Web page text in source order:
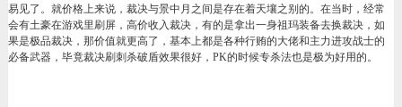
易见了。就价格上来说，裁决与景中月之间是存在着天壤之别的。在当时，经常
会有土豪在游戏里刷屏，高价收入裁决，有的是拿出一身祖玛装备去换裁决，如
果是极品裁决，那价值就更高了，基本上都是各种行贿的大佬和主力进攻战士的
必备武器，毕竟裁决刷刺杀破盾效果很好，PK的时候专杀法也是极为好用的。